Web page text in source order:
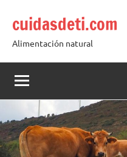
contenido
cuidasdeti.com
Alimentación natural